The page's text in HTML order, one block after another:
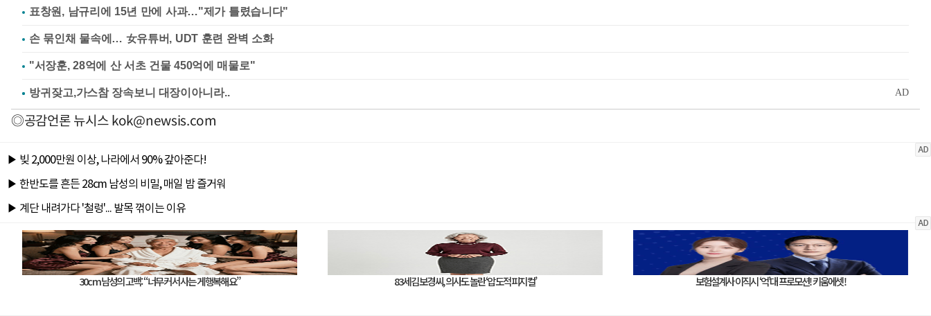
표창원, 남규리에 15년 만에 사과…"제가 틀렸습니다"
손 묶인채 물속에… 女유튜버, UDT 훈련 완벽 소화
"서장훈, 28억에 산 서초 건물 450억에 매물로"
◎공감언론 뉴시스kok@newsis.com